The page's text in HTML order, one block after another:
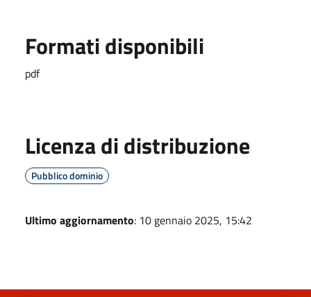
Formati disponibili
pdf
Licenza di distribuzione
Pubblico dominio
Ultimo aggiornamento: 10 gennaio 2025, 15:42